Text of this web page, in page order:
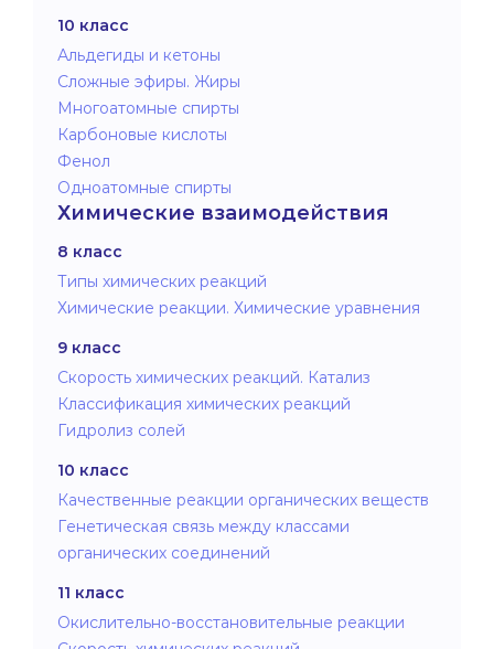
10 класс
Альдегиды и кетоны
Сложные эфиры. Жиры
Многоатомные спирты
Карбоновые кислоты
Фенол
Одноатомные спирты
Химические взаимодействия
8 класс
Типы химических реакций
Химические реакции. Химические уравнения
9 класс
Скорость химических реакций. Катализ
Классификация химических реакций
Гидролиз солей
10 класс
Качественные реакции органических веществ
Генетическая связь между классами
органических соединений
11 класс
Окислительно-восстановительные реакции